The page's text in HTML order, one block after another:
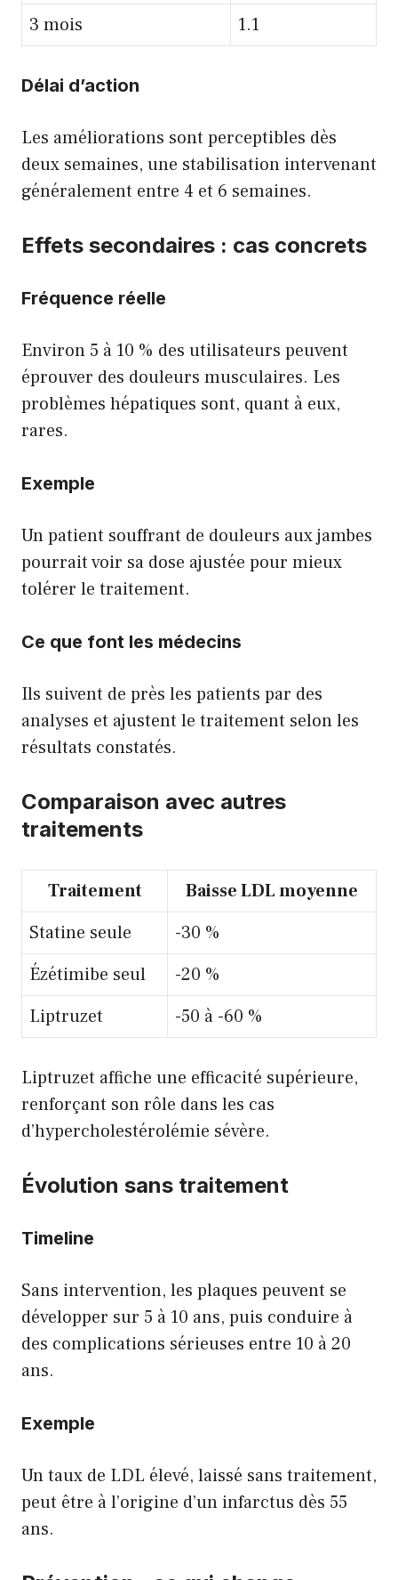
3 mois
1.1
Délai d’action
Les améliorations sont perceptibles dès
deux semaines, une stabilisation intervenant
généralement entre 4 et 6 semaines.
Effets secondaires : cas concrets
Fréquence réelle
Environ 5 à 10 % des utilisateurs peuvent
éprouver des douleurs musculaires. Les
problèmes hépatiques sont, quant à eux,
rares.
Exemple
Un patient souffrant de douleurs aux jambes
pourrait voir sa dose ajustée pour mieux
tolérer le traitement.
Ce que font les médecins
Ils suivent de près les patients par des
analyses et ajustent le traitement selon les
résultats constatés.
Comparaison avec autres
traitements
Traitement
Baisse LDL moyenne
Statine seule
-30 %
Ézétimibe seul
-20 %
Liptruzet
-50 à -60 %
Liptruzet affiche une efficacité supérieure,
renforçant son rôle dans les cas
d’hypercholestérolémie sévère.
Évolution sans traitement
Timeline
Sans intervention, les plaques peuvent se
développer sur 5 à 10 ans, puis conduire à
des complications sérieuses entre 10 à 20
ans.
Exemple
Un taux de LDL élevé, laissé sans traitement,
peut être à l’origine d’un infarctus dès 55
ans.